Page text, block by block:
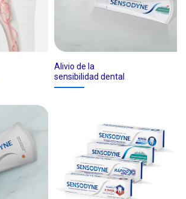
Alivio de la
sensibilidad dental